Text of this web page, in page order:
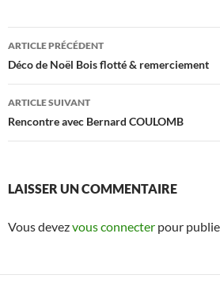
Navigation
des
articles
ARTICLE PRÉCÉDENT
Déco de Noël Bois flotté & remerciement
ARTICLE SUIVANT
Rencontre avec Bernard COULOMB
LAISSER UN COMMENTAIRE
Vous devezvous connecter pour